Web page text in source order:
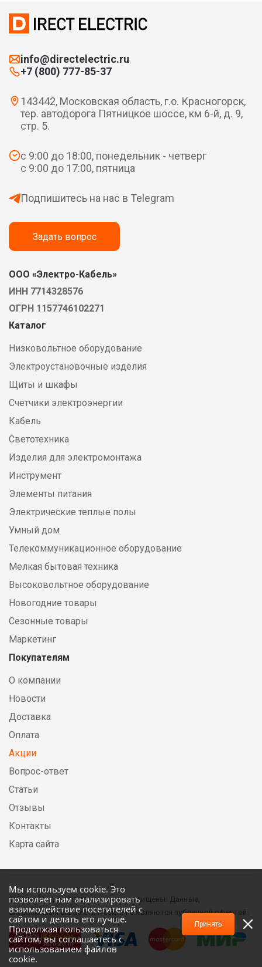
Мы используем cookie. Это
позволяет нам анализировать
взаимодействие посетителей с
сайтом и делать его лучше.
Продолжая пользоваться
сайтом, вы соглашаетесь с
использованием файлов
cookie.
Принять
info@directelectric.ru
+7 (800) 777-85-37
143442, Московская область, г.о. Красногорск,
тер. автодорога Пятницкое шоссе, км 6-й, д. 9,
стр. 5.
с 9:00 до 18:00, понедельник - четверг
с 9:00 до 17:00, пятница
Подпишитесь на нас в Telegram
Задать вопрос
ООО «Электро-Кабель»
ИНН 7714328576
ОГРН 1157746102271
Каталог
Низковольтное оборудование
Электроустановочные изделия
Щиты и шкафы
Счетчики электроэнергии
Кабель
Светотехника
Изделия для электромонтажа
Инструмент
Элементы питания
Электрические теплые полы
Умный дом
Телекоммуникационное оборудование
Мелкая бытовая техника
Высоковольтное оборудование
Новогодние товары
Сезонные товары
Маркетинг
Покупателям
О компании
Новости
Доставка
Оплата
Акции
Вопрос-ответ
Статьи
Отзывы
Контакты
Карта сайта
© DirectElectric, 2026, все права защищены. Данные,
опубликованные на этом сайте не являются публичной офертой.